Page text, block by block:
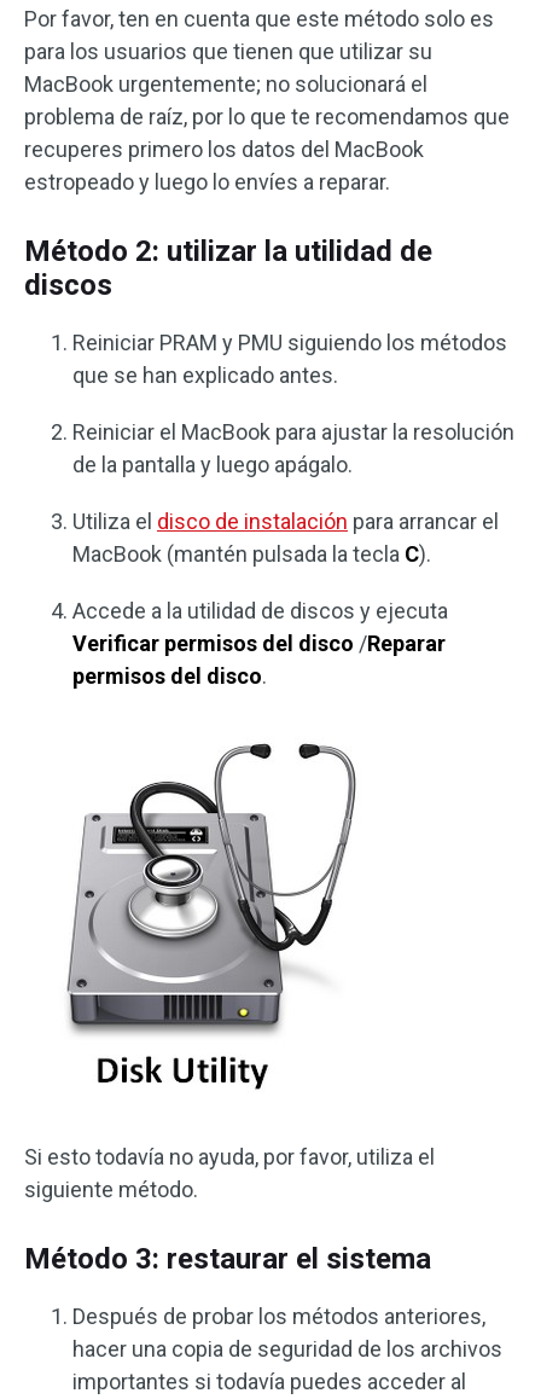
Por favor, ten en cuenta que este método solo es
para los usuarios que tienen que utilizar su
MacBook urgentemente; no solucionará el
problema de raíz, por lo que te recomendamos que
recuperes primero los datos del MacBook
estropeado y luego lo envíes a reparar.
Método 2: utilizar la utilidad de
discos
Reiniciar PRAM y PMU siguiendo los métodos
que se han explicado antes.
Reiniciar el MacBook para ajustar la resolución
de la pantalla y luego apágalo.
Utiliza el disco de instalación para arrancar el
MacBook (mantén pulsada la tecla C).
Accede a la utilidad de discos y ejecuta
Verificar permisos del disco /Reparar
permisos del disco.
Si esto todavía no ayuda, por favor, utiliza el
siguiente método.
Método 3: restaurar el sistema
Después de probar los métodos anteriores,
hacer una copia de seguridad de los archivos
importantes si todavía puedes acceder al